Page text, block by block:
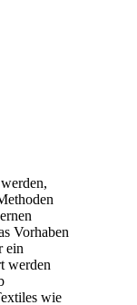
Vorhaben
ein
werden
wie